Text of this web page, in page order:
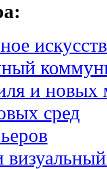
и новых
сред